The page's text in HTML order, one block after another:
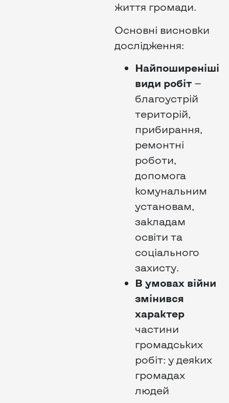
життя громади.
Основні висновки
дослідження:
Найпоширеніші
види робіт —
благоустрій
територій,
прибирання,
ремонтні
роботи,
допомога
комунальним
установам,
закладам
освіти та
соціального
захисту.
В умовах війни
змінився
характер
частини
громадських
робіт: у деяких
громадах
людей